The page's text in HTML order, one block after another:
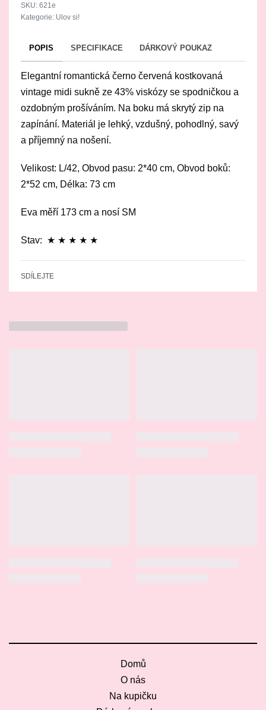
621e
Kategorie: Ulov si!
POPIS SPECIFIKACE DÁRKOVÝ POUKAZ
Elegantní romantická černo červená kostkovaná
vintage midi sukně ze 43% viskózy se spodničkou a
ozdobným prošíváním. Na boku má skrytý zip na
zapínání. Materiál je lehký, vzdušný, pohodlný, savý
a příjemný na nošení.
Velikost: L/42, Obvod pasu: 2*40 cm, Obvod boků:
2*52 cm, Délka: 73 cm
Eva měří 173 cm a nosí SM
Stav: ★ ★ ★ ★ ★
SDÍLEJTE
Domů
O nás
Na kupičku